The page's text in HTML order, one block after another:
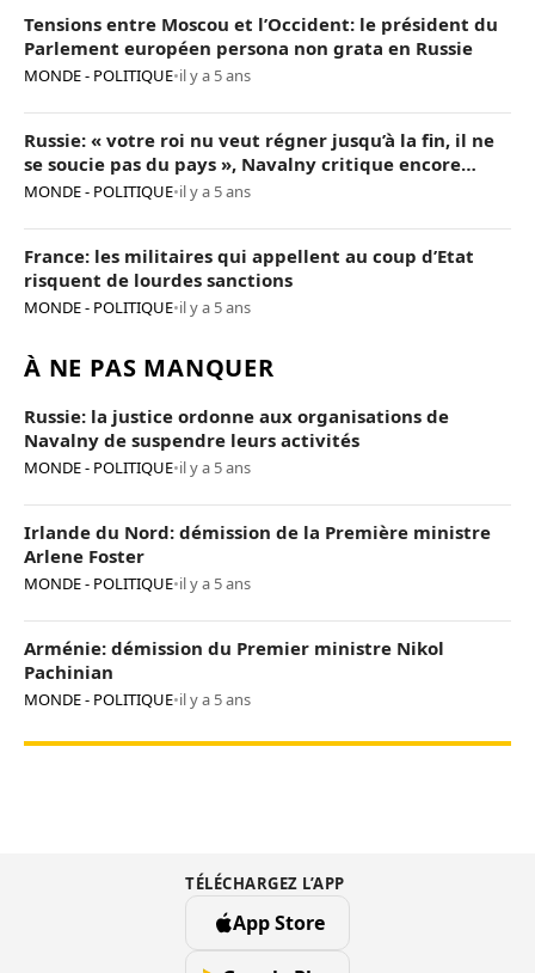
Tensions entre Moscou et l’Occident: le président du
Parlement européen persona non grata en Russie
MONDE - POLITIQUE•il y a 5 ans
Russie: « votre roi nu veut régner jusqu’à la fin, il ne
se soucie pas du pays », Navalny critique encore
Poutine
MONDE - POLITIQUE•il y a 5 ans
France: les militaires qui appellent au coup d’Etat
risquent de lourdes sanctions
MONDE - POLITIQUE•il y a 5 ans
À NE PAS MANQUER
Russie: la justice ordonne aux organisations de
Navalny de suspendre leurs activités
MONDE - POLITIQUE•il y a 5 ans
Irlande du Nord: démission de la Première ministre
Arlene Foster
MONDE - POLITIQUE•il y a 5 ans
Arménie: démission du Premier ministre Nikol
Pachinian
MONDE - POLITIQUE•il y a 5 ans
TÉLÉCHARGEZ L’APP
App Store